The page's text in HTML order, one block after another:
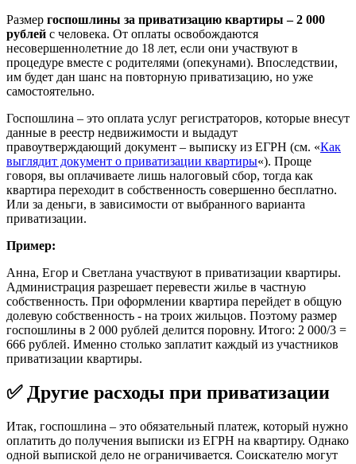
Размер госпошлины за приватизацию квартиры – 2 000
рублей с человека. От оплаты освобождаются
несовершеннолетние до 18 лет, если они участвуют в
процедуре вместе с родителями (опекунами). Впоследствии,
им будет дан шанс на повторную приватизацию, но уже
самостоятельно.
Госпошлина – это оплата услуг регистраторов, которые внесут
данные в реестр недвижимости и выдадут
правоутверждающий документ – выписку из ЕГРН (см. «Как
выглядит документ о приватизации квартиры«). Проще
говоря, вы оплачиваете лишь налоговый сбор, тогда как
квартира переходит в собственность совершенно бесплатно.
Или за деньги, в зависимости от выбранного варианта
приватизации.
Пример:
Анна, Егор и Светлана участвуют в приватизации квартиры.
Администрация разрешает перевести жилье в частную
собственность. При оформлении квартира перейдет в общую
долевую собственность - на троих жильцов. Поэтому размер
госпошлины в 2 000 рублей делится поровну. Итого: 2 000/3 =
666 рублей. Именно столько заплатит каждый из участников
приватизации квартиры.
✅ Другие расходы при приватизации
Итак, госпошлина – это обязательный платеж, который нужно
оплатить до получения выписки из ЕГРН на квартиру. Однако
одной выпиской дело не ограничивается. Соискателю могут